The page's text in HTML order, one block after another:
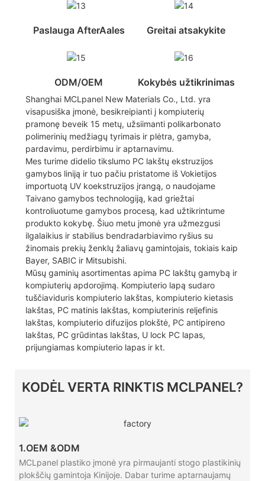
Paslauga AfterAales Greitai atsakykite
ODM/OEM Kokybės užtikrinimas
Shanghai MCLpanel New Materials Co., Ltd. yra
visapusiška įmonė, besikreipianti į kompiuterių
pramonę beveik 15 metų, užsiimanti polikarbonato
polimerinių medžiagų tyrimais ir plėtra, gamyba,
pardavimu, perdirbimu ir aptarnavimu.
Mes turime didelio tikslumo PC lakštų ekstruzijos
gamybos liniją ir tuo pačiu pristatome iš Vokietijos
importuotą UV koekstruzijos įrangą, o naudojame
Taivano gamybos technologiją, kad griežtai
kontroliuotume gamybos procesą, kad užtikrintume
produkto kokybę. Šiuo metu įmonė yra užmezgusi
ilgalaikius ir stabilius bendradarbiavimo ryšius su
žinomais prekių ženklų žaliavų gamintojais, tokiais kaip
Bayer, SABIC ir Mitsubishi.
Mūsų gaminių asortimentas apima PC lakštų gamybą ir
kompiuterių apdorojimą. Kompiuterio lapą sudaro
tuščiaviduris kompiuterio lakštas, kompiuterio kietasis
lakštas, PC matinis lakštas, kompiuterinis reljefinis
lakštas, kompiuterio difuzijos plokštė, PC antipireno
lakštas, PC grūdintas lakštas, U lock PC lapas,
prijungiamas kompiuterio lapas ir kt.
KODĖL VERTA RINKTIS MCLPANEL?
1.OEM &ODM
MCLpanel plastiko įmonė yra pirmaujanti stogo plastikinių
plokščių gamintoja Kinijoje. Dabar turime aptarnaujamų